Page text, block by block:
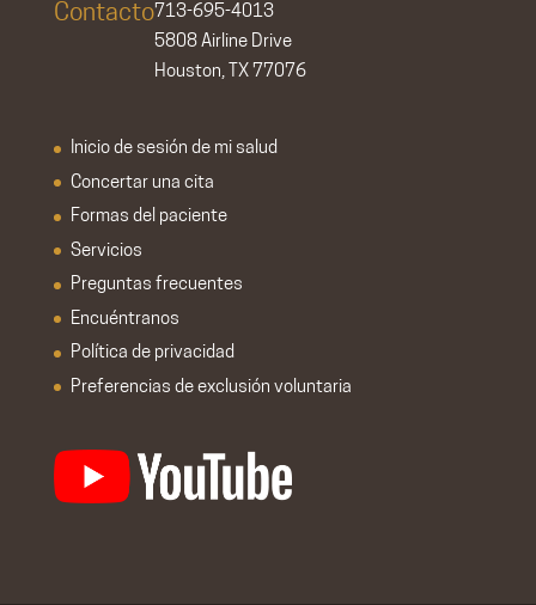
Contacto713-695-4013
5808 Airline Drive
Houston, TX 77076
Inicio de sesión de mi salud
Concertar una cita
Formas del paciente
Servicios
Preguntas frecuentes
Encuéntranos
Política de privacidad
Preferencias de exclusión voluntaria